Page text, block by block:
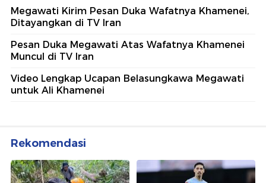
Megawati Kirim Pesan Duka Wafatnya Khamenei,
Ditayangkan di TV Iran
Pesan Duka Megawati Atas Wafatnya Khamenei
Muncul di TV Iran
Video Lengkap Ucapan Belasungkawa Megawati
untuk Ali Khamenei
Rekomendasi